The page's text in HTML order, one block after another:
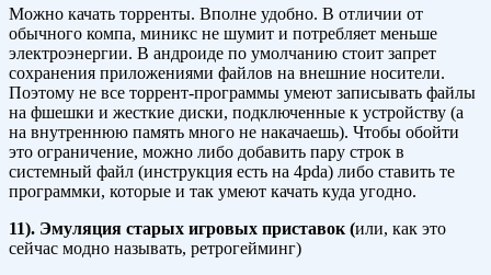
Можно качать торренты. Вполне удобно. В отличии от
обычного компа, миникс не шумит и потребляет меньше
электроэнергии. В андроиде по умолчанию стоит запрет
сохранения приложениями файлов на внешние носители.
Поэтому не все торрент-программы умеют записывать файлы
на фшешки и жесткие диски, подключенные к устройству (а
на внутреннюю память много не накачаешь). Чтобы обойти
это ограничение, можно либо добавить пару строк в
системный файл (инструкция есть на 4pda) либо ставить те
программки, которые и так умеют качать куда угодно.
11). Эмуляция старых игровых приставок (или, как это
сейчас модно называть, ретрогейминг)